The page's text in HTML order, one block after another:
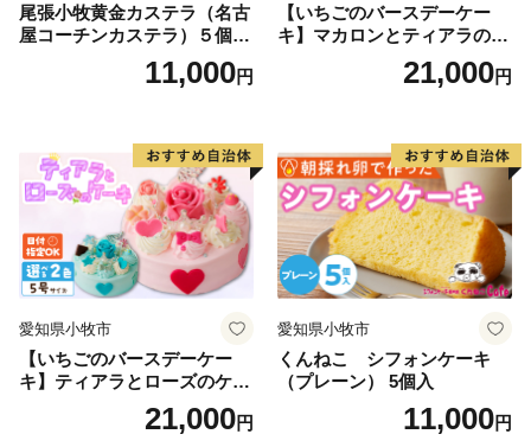
尾張小牧黄金カステラ（名古
屋コーチンカステラ）５個入
名古屋コーチン カステラ ザ
ラメ 常温 愛知県 小牧市 アン
11,000円
【いちごのバースデーケー
キ】マカロンとティアラのケ
ーキ スイーツ 日時指定可 デ
ザート 洋菓子 お取り寄せ 愛
デコレーションケーキ ホー
ルケーキ
21,000円
愛知県小牧市
【いちごのバースデーケー
キ】ティアラとローズのケー
キ スイーツ デザート 洋菓
子 お取り寄せ 愛知県 小牧市
21,000円
愛知県小牧市
くんねこ シフォンケーキ
（プレーン） 5個入
11,000円